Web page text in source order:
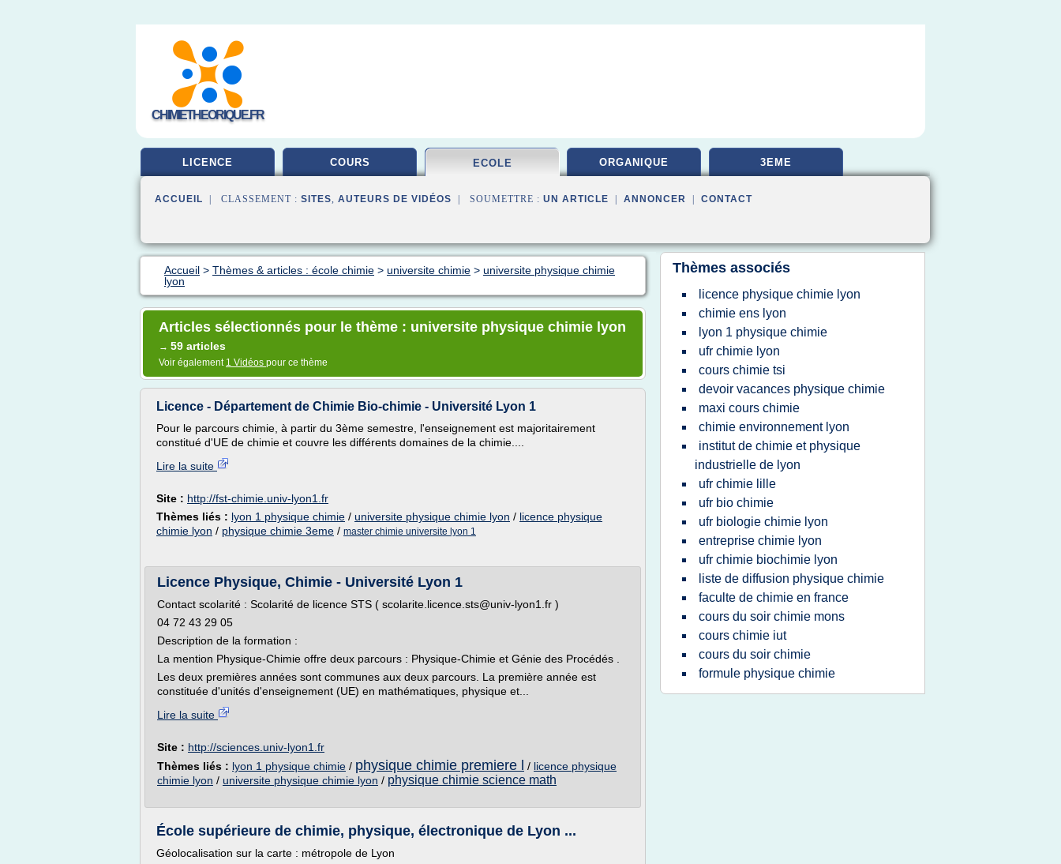
CHIMIETHEORIQUE.FR
LICENCE COURS ECOLE ORGANIQUE 3EME
ACCUEIL | CLASSEMENT : SITES, AUTEURS DE VIDÉOS | SOUMETTRE : UN ARTICLE ANNONCER CONTACT
Accueil > Thèmes & articles : école chimie > universite chimie > universite physique chimie
lyon
Articles sélectionnés pour le thème : universite physique chimie lyon
→ 59 articles
Voir également 1 Vidéos pour ce thème
Licence - Département de Chimie Bio-chimie - Université Lyon 1
Pour le parcours chimie, à partir du 3ème semestre, l'enseignement est majoritairement
constitué d'UE de chimie et couvre les différents domaines de la chimie....
Lire la suite
Site : http://fst-chimie.univ-lyon1.fr
Thèmes liés : lyon 1 physique chimie / universite physique chimie lyon / licence physique
chimie lyon / physique chimie 3eme / master chimie universite lyon 1
Licence Physique, Chimie - Université Lyon 1
Contact scolarité : Scolarité de licence STS ( scolarite.licence.sts@univ-lyon1.fr )
04 72 43 29 05
Description de la formation :
La mention Physique-Chimie offre deux parcours : Physique-Chimie et Génie des Procédés .
Les deux premières années sont communes aux deux parcours. La première année est
constituée d'unités d'enseignement (UE) en mathématiques, physique et...
Lire la suite
Site : http://sciences.univ-lyon1.fr
Thèmes liés : lyon 1 physique chimie / physique chimie premiere l / licence physique
chimie lyon / universite physique chimie lyon / physique chimie science math
École supérieure de chimie, physique, électronique de Lyon ...
Géolocalisation sur la carte : métropole de Lyon
Thèmes associés
licence physique chimie lyon
chimie ens lyon
lyon 1 physique chimie
ufr chimie lyon
cours chimie tsi
devoir vacances physique chimie
maxi cours chimie
chimie environnement lyon
institut de chimie et physique
industrielle de lyon
ufr chimie lille
ufr bio chimie
ufr biologie chimie lyon
entreprise chimie lyon
ufr chimie biochimie lyon
liste de diffusion physique chimie
faculte de chimie en france
cours du soir chimie mons
cours chimie iut
cours du soir chimie
formule physique chimie